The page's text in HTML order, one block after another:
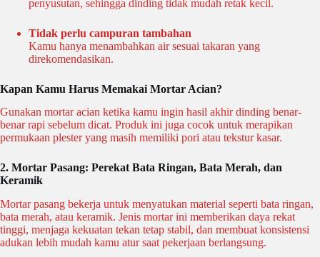
penyusutan, sehingga dinding tidak mudah retak kecil.
Tidak perlu campuran tambahan
Kamu hanya menambahkan air sesuai takaran yang
direkomendasikan.
Kapan Kamu Harus Memakai Mortar Acian?
Gunakan mortar acian ketika kamu ingin hasil akhir dinding benar-
benar rapi sebelum dicat. Produk ini juga cocok untuk merapikan
permukaan plester yang masih memiliki pori atau tekstur kasar.
2. Mortar Pasang: Perekat Bata Ringan, Bata Merah, dan
Keramik
Mortar pasang bekerja untuk menyatukan material seperti bata ringan,
bata merah, atau keramik. Jenis mortar ini memberikan daya rekat
tinggi, menjaga kekuatan tekan tetap stabil, dan membuat konsistensi
adukan lebih mudah kamu atur saat pekerjaan berlangsung.